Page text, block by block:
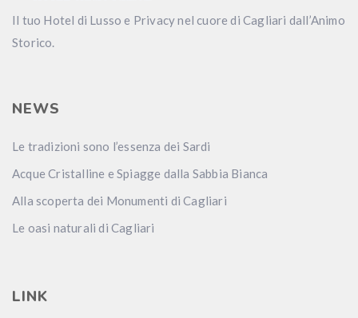
Il tuo Hotel di Lusso e Privacy nel cuore di Cagliari dall’Animo
Storico.
NEWS
Le tradizioni sono l’essenza dei Sardi
Acque Cristalline e Spiagge dalla Sabbia Bianca
Alla scoperta dei Monumenti di Cagliari
Le oasi naturali di Cagliari
LINK